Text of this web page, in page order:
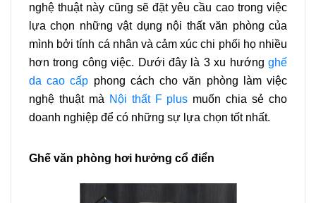
nghệ thuật này cũng sẽ đặt yêu cầu cao trong việc
lựa chọn những vật dụng nội thất văn phòng của
mình bởi tính cá nhân và cảm xúc chi phối họ nhiều
hơn trong công việc. Dưới đây là 3 xu hướng ghế
da cao cấp phong cách cho văn phòng làm việc
nghệ thuật mà Nội thất F plus muốn chia sẻ cho
doanh nghiệp để có những sự lựa chọn tốt nhất.
Ghế văn phòng hơi hưởng cổ điển